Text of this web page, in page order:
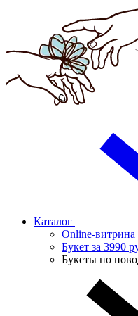
Каталог
Online-витрина
Букет за 3990
Букеты по